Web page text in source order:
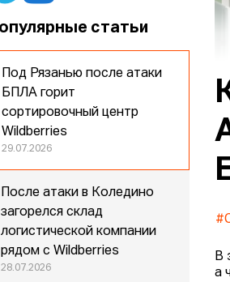
В
а
статьи
Под Рязанью после атаки
БПЛА горит
сортировочный центр
Wildberries
29.07.2026
После атаки в Коледино
загорелся склад
логистической компании
рядом с Wildberries
28.07.2026